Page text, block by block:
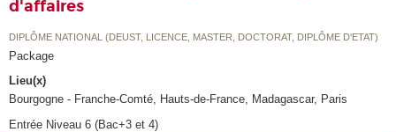
d'affaires
DIPLÔME NATIONAL (DEUST, LICENCE, MASTER, DOCTORAT, DIPLÔME D'ETAT)
Package
Lieu(x)
Bourgogne - Franche-Comté, Hauts-de-France, Madagascar, Paris
Entrée Niveau 6 (Bac+3 et 4)